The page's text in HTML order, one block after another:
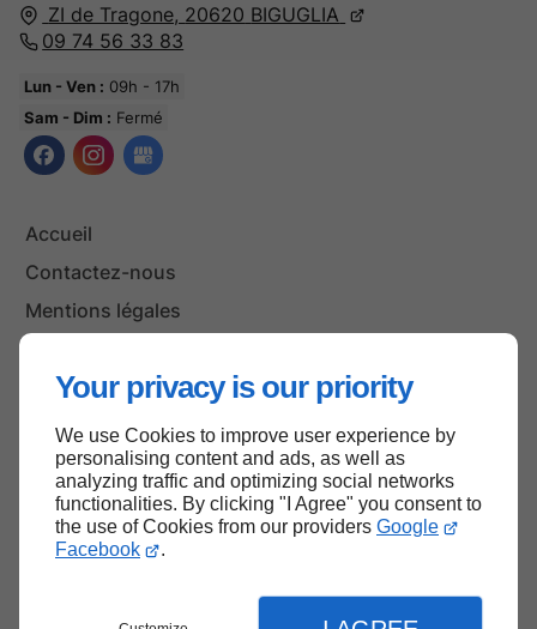
Your privacy is our priority
We use Cookies to improve user experience by
personalising content and ads, as well as
analyzing traffic and optimizing social networks
functionalities. By clicking "I Agree" you consent to
the use of Cookies from our providers Google
Facebook
.
ZI de Tragone, 20620 BIGUGLIA
09 74 56 33 83
Lun - Ven : 09h - 17h
Sam - Dim : Fermé
Accueil
Contactez-nous
Mentions légales
Haut de page